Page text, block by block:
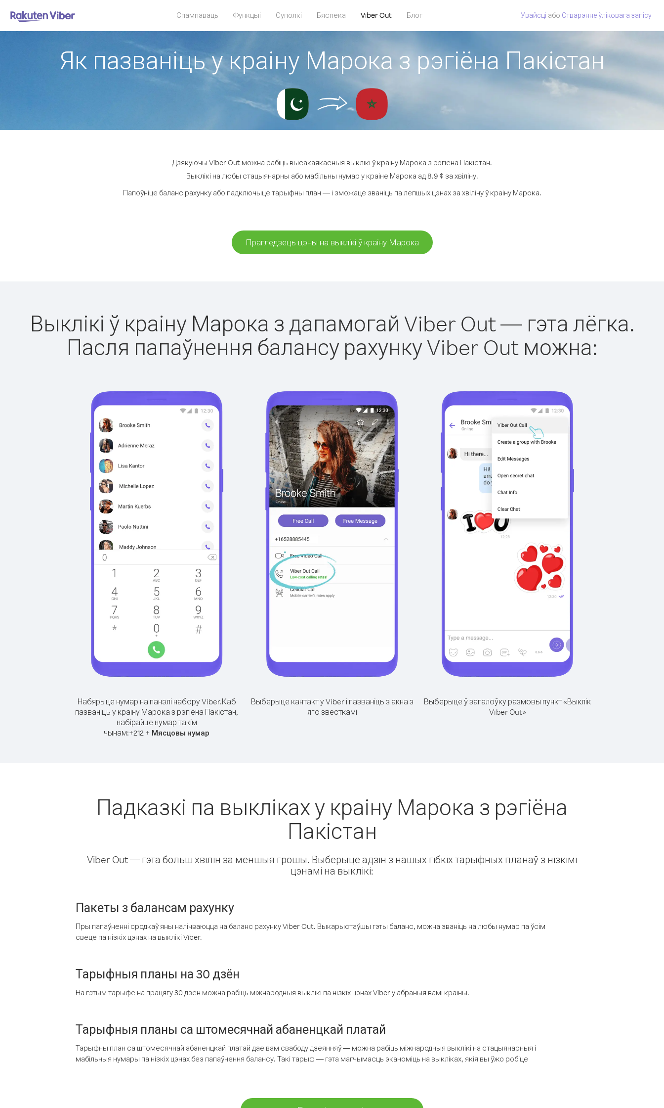
Спампаваць Функцыі Суполкі Бяспека Viber Out Блог Увайсці або Стварэнне ўліковага запісу
Як пазваніць у краіну Марока з рэгіёна Пакістан
Дзякуючы Viber Out можна рабіць высакаякасныя выклікі ў краіну Марока з рэгіёна Пакістан.
Выклікі на любы стацыянарны або мабільны нумар у краіне Марока ад 8.9 ¢ за хвіліну.
Папоўніце баланс рахунку або падключыце тарыфны план — і зможаце званіць па лепшых цэнах за хвіліну ў краіну Марока.
Прагледзець цэны на выклікі ў краіну Марока
Выклікі ў краіну Марока з дапамогай Viber Out — гэта лёгка.
Пасля папаўнення балансу рахунку Viber Out можна:
Набярыце нумар на панэлі набору Viber.Каб
пазваніць у краіну Марока з рэгіёна Пакістан,
набірайце нумар такім
чынам:+212 + Мясцовы нумар
Выберыце кантакт у Viber і пазваніць з акна з
яго звесткамі
Выберыце ў загалоўку размовы пункт «Выклік
Viber Out»
Падказкі па выкліках у краіну Марока з рэгіёна
Пакістан
Viber Out — гэта больш хвілін за меншыя грошы. Выберыце адзін з нашых гібкіх тарыфных планаў з нізкімі
цэнамі на выклікі:
Пакеты з балансам рахунку
Пры папаўненні сродкаў яны налічваюцца на баланс рахунку Viber Out. Выкарыстаўшы гэты баланс, можна званіць на любы нумар па ўсім
свеце па нізкіх цэнах на выклікі Viber.
Тарыфныя планы на 30 дзён
На гэтым тарыфе на працягу 30 дзён можна рабіць міжнародныя выклікі па нізкіх цэнах Viber у абраныя вамі краіны.
Тарыфныя планы са штомесячнай абаненцкай платай
Тарыфны план са штомесячнай абаненцкай платай дае вам свабоду дзеянняў — можна рабіць міжнародныя выклікі на стацыянарныя і
мабільныя нумары па нізкіх цэнах без папаўнення балансу. Такі тарыф — гэта магчымасць эканоміць на выкліках, якія вы ўжо робіце